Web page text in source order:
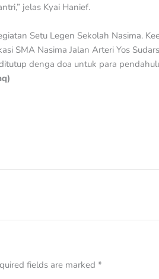
jelas Kyai Hanief.
Setu Legen Sekolah Nasima.
SMA Nasima Jalan Arteri Yos
denga doa untuk para
fields are marked *